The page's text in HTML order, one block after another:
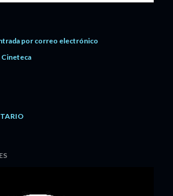
por correo electrónico
Cineteca